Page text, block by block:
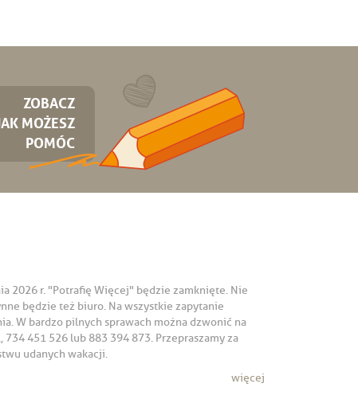
ZOBACZ
MOŻESZ
POMÓC
2026 r. "Potrafię Więcej" będzie zamknięte. Nie
będzie też biuro. Na wszystkie zapytanie
W bardzo pilnych sprawach można dzwonić na
451 526 lub 883 394 873. Przepraszamy za
udanych wakacji.
więcej